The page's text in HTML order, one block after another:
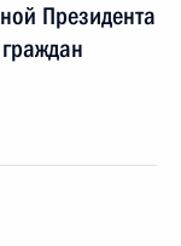
Президента